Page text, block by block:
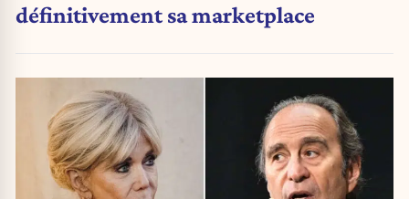
définitivement sa marketplace